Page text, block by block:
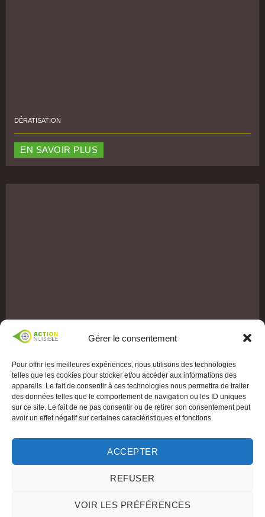
Gérer le consentement
Pour offrir les meilleures expériences, nous utilisons des technologies
telles que les cookies pour stocker et/ou accéder aux informations des
appareils. Le fait de consentir à ces technologies nous permettra de traiter
des données telles que le comportement de navigation ou les ID uniques
sur ce site. Le fait de ne pas consentir ou de retirer son consentement peut
avoir un effet négatif sur certaines caractéristiques et fonctions.
ACCEPTER
REFUSER
VOIR LES PRÉFÉRENCES
DÉRATISATION
EN SAVOIR PLUS